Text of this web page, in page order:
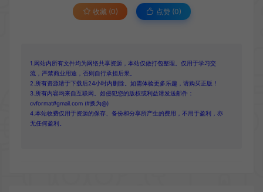
收藏 (0) 点赞 (0)
1.网站内所有文件均为网络共享资源，本站仅做打包整理。仅用于学习交
流，严禁商业用途，否则自行承担后果。
2.所有资源请于下载后24小时内删除。如需体验更多乐趣，请购买正版！
3.所有内容均来自互联网。如侵犯您的版权或利益请发送邮件：
cvformat#gmail.com (#换为@)
4.本站收费仅用于资源的保存、备份和分享所产生的费用，不用于盈利，亦
无任何盈利。